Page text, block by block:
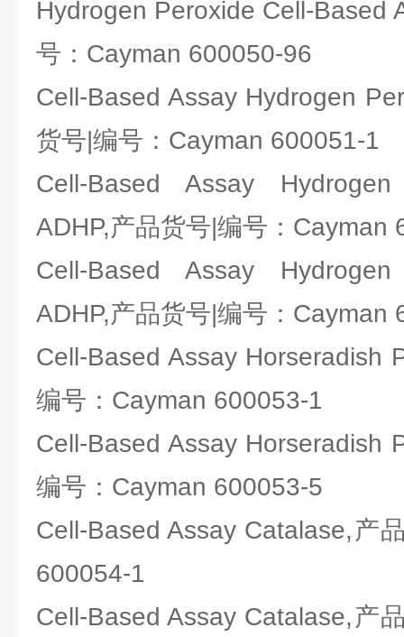
Hydrogen Peroxide Cell-Based
号：Cayman 600050-96
Cell-Based Assay Hydrogen
货号|编号：Cayman 600051-1
Cell-Based Assay
ADHP,产品货号|编号：Cayman
Cell-Based Assay
ADHP,产品货号|编号：Cayman
Cell-Based Assay Horseradish
编号：Cayman 600053-1
Cell-Based Assay Horseradish
编号：Cayman 600053-5
Cell-Based Assay Catalase,产
600054-1
Cell-Based Assay Catalase,产